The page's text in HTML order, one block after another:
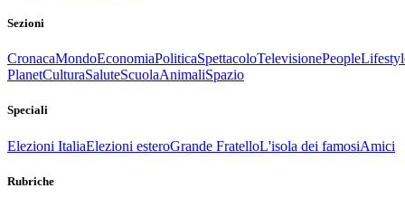
Sezioni
CronacaMondoEconomiaPoliticaSpettacoloTelevisionePeople
PlanetCulturaSaluteScuolaAnimaliSpazio
Speciali
Elezioni ItaliaElezioni esteroGrande FratelloL'isola dei famosiAmici
Rubriche